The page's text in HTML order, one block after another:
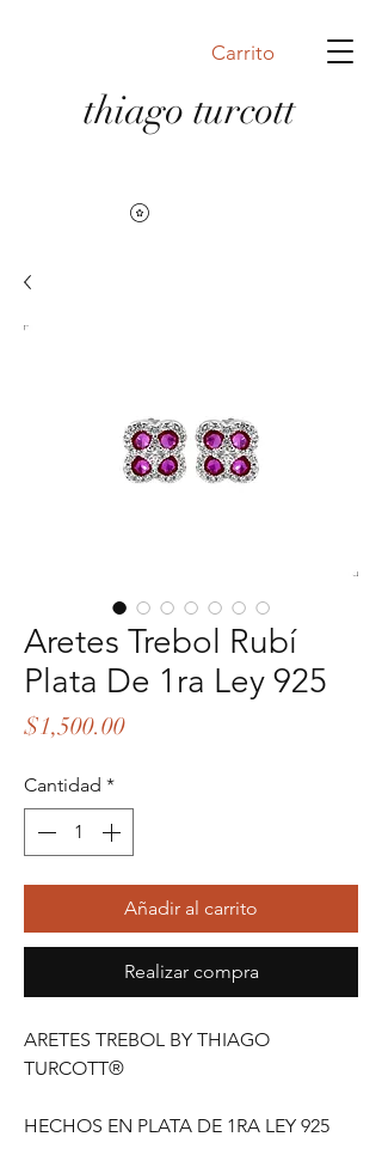
Carrito
thiago turcott
Aretes Trebol Rubí
Plata De 1ra Ley 925
$1,500.00Precio
Cantidad *
Añadir al carrito
Realizar compra
ARETES TREBOL BY THIAGO
TURCOTT®
HECHOS EN PLATA DE 1RA LEY 925